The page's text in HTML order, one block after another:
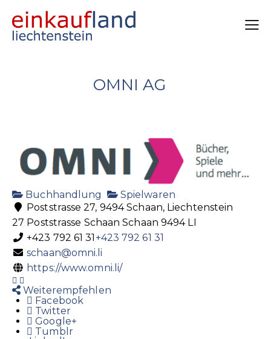
OMNI AG
Buchhandlung
Spielwaren
Poststrasse 27, 9494 Schaan, Liechtenstein
27 Poststrasse Schaan Schaan 9494 LI
+423 792 61 31+423 792 61 31
schaan@omni.li
https://www.omni.li/
Weiterempfehlen
Facebook
Twitter
Google+
Tumblr